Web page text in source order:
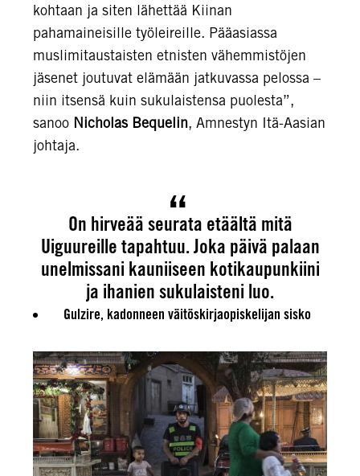
kohtaan ja siten lähettää Kiinan
pahamaineisille työleireille. Pääasiassa
muslimitaustaisten etnisten vähemmistöjen
jäsenet joutuvat elämään jatkuvassa pelossa –
niin itsensä kuin sukulaistensa puolesta”,
sanoo Nicholas Bequelin, Amnestyn Itä-Aasian
johtaja.
On hirveää seurata etäältä mitä
Uiguureille tapahtuu. Joka päivä palaan
unelmissani kauniiseen kotikaupunkiini
ja ihanien sukulaisteni luo.
Gulzire, kadonneen väitöskirjaopiskelijan sisko